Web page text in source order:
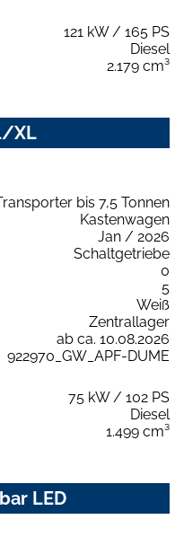
121 kW / 165 PS
Diesel
2.179 cm³
XL
bis 7,5 Tonnen
Kastenwagen
Jan / 2026
Schaltgetriebe
0
5
Weiß
Zentrallager
ab ca. 10.08.2026
922970_GW_APF-DUME
75 kW / 102 PS
Diesel
1.499 cm³
LED